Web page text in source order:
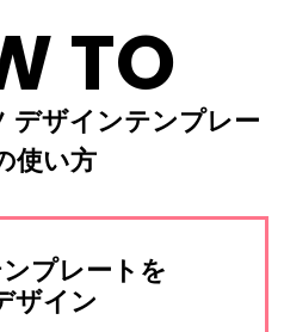
TO
デザインテンプレー
使い方
プレートを
ザイン